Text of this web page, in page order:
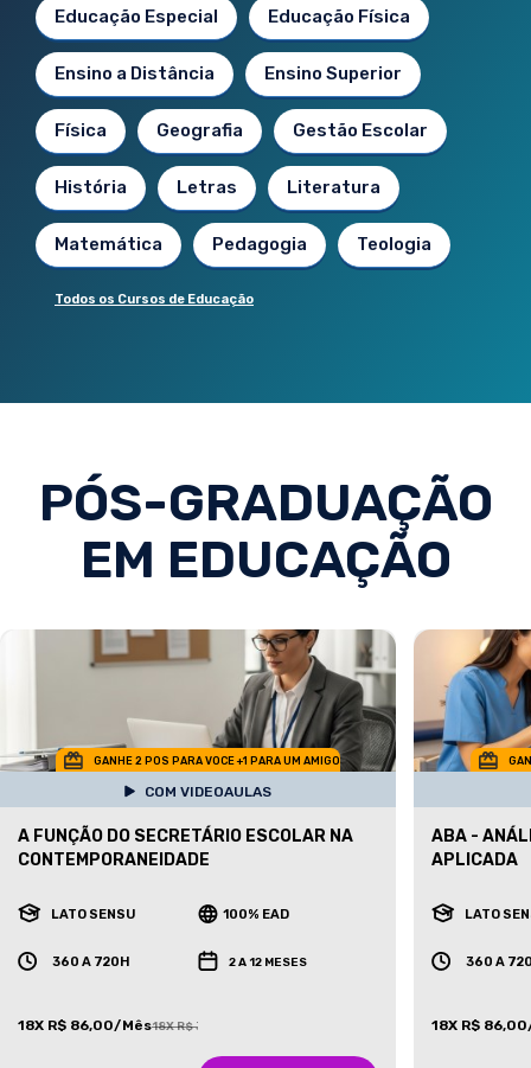
Educação Especial Educação Física
Ensino a Distância Ensino Superior
Física Geografia Gestão Escolar
História Letras Literatura
Matemática Pedagogia Teologia
Todos os Cursos de Educação
PÓS-GRADUAÇÃO
EM EDUCAÇÃO
GANHE 2 POS PARA VOCE +1 PARA UM AMIGO
COM VIDEOAULAS
A FUNÇÃO DO SECRETÁRIO ESCOLAR NA
CONTEMPORANEIDADE
LATO SENSU 100% EAD
360 A 720H 2 A 12 MESES
18X R$ 86,00/Mês18X R$ 387,00/Mês
ABA -
APLICADA
LATO
360 A
18X R$